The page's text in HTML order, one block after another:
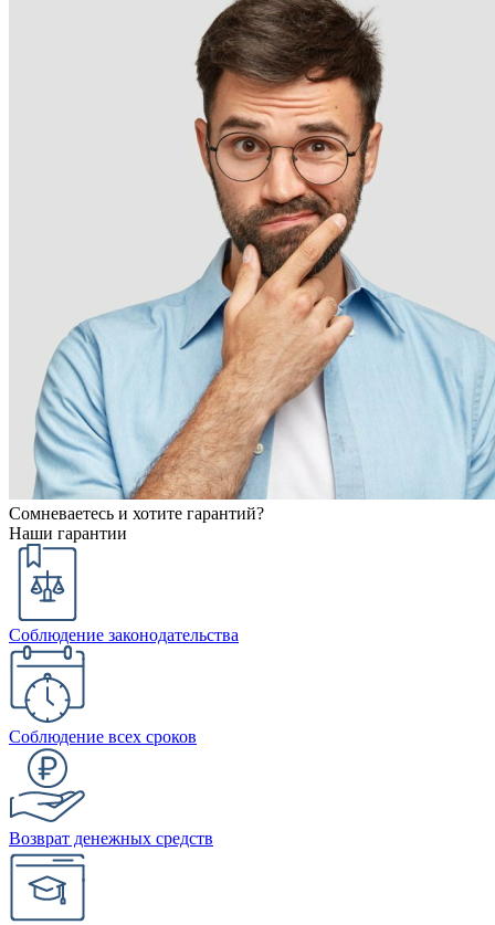
Сомневаетесь и хотите гарантий?
Наши гарантии
Соблюдение законодательства
Соблюдение всех сроков
Возврат денежных средств